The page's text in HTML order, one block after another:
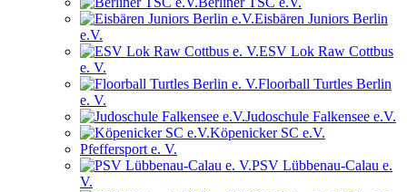
Eisbären Juniors Berlin
e.V.
ESV Lok Raw Cottbus
e. V.
Floorball Turtles Berlin
e. V.
Judoschule Falkensee e.V.
Köpenicker SC e.V.
Pfeffersport e. V.
PSV Lübbenau-Calau e.
V.